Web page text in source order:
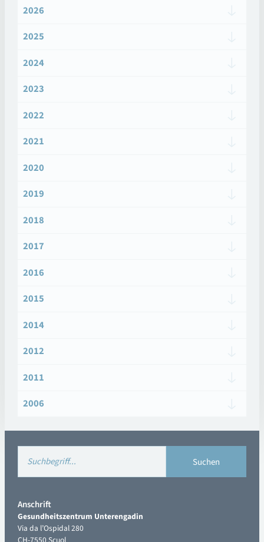
2026
2025
2024
2023
2022
2021
2020
2019
2018
2017
2016
2015
2014
2012
2011
2006
Anschrift
Gesundheitszentrum Unterengadin
Via da l’Ospidal 280